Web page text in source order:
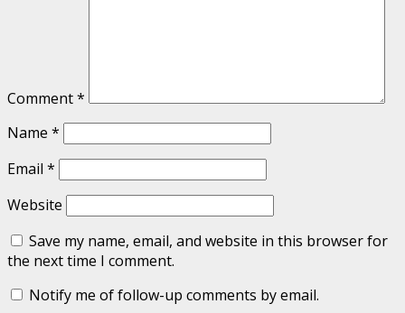
Comment*
Name *
Email *
Website
Save my name, email, and website in this browser for
the next time I comment.
Notify me of follow-up comments by email.